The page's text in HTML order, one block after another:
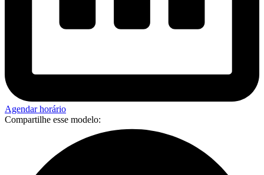
Agendar horário
Compartilhe esse modelo: